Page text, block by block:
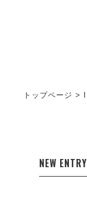
トップページ >
NEW ENTRY